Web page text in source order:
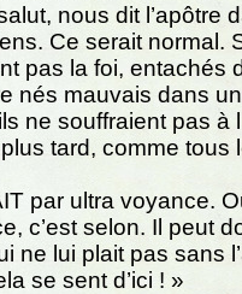
nous dit l’apôtre
Ce serait normal.
pas la foi, entachés
nés mauvais dans
ne souffraient pas à
tard, comme tous
par ultra voyance.
c’est selon. Il peut
ne lui plait pas sans
se sent d’ici ! »